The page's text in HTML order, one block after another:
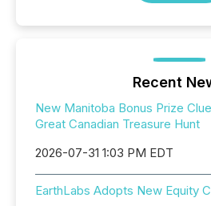
Recent
New Manitoba Bonus Prize
Great Canadian Treasure Hunt
2026-07-31 1:03 PM EDT
EarthLabs Adopts New Equity